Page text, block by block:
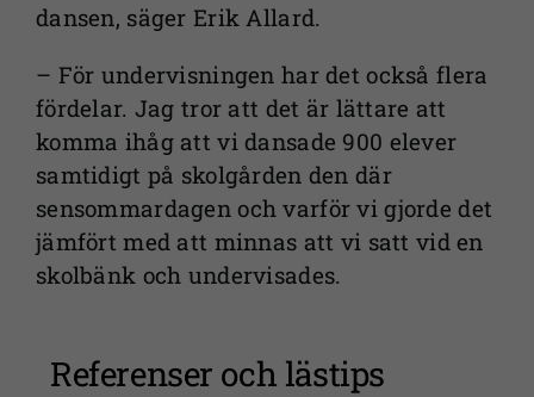
dansen, säger Erik Allard.
– För undervisningen har det också flera
fördelar. Jag tror att det är lättare att
komma ihåg att vi dansade 900 elever
samtidigt på skolgården den där
sensommardagen och varför vi gjorde det
jämfört med att minnas att vi satt vid en
skolbänk och undervisades.
Referenser och lästips